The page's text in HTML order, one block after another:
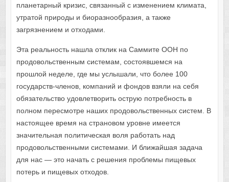
планетарный кризис, связанный с изменением климата,
утратой природы и биоразнообразия, а также
загрязнением и отходами.
Эта реальность нашла отклик на Саммите ООН по
продовольственным системам, состоявшемся на
прошлой неделе, где мы услышали, что более 100
государств-членов, компаний и фондов взяли на себя
обязательство удовлетворить острую потребность в
полном пересмотре наших продовольственных систем. В
настоящее время на страновом уровне имеется
значительная политическая воля работать над
продовольственными системами. И ближайшая задача
для нас — это начать с решения проблемы пищевых
потерь и пищевых отходов.